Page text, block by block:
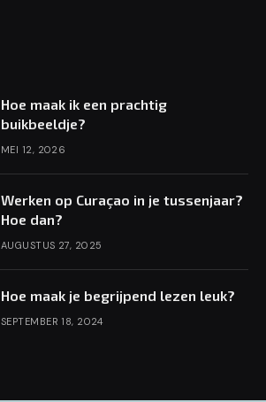
Hoe maak ik een prachtig
buikbeeldje?
MEI 12, 2026
Werken op Curaçao in je tussenjaar?
Hoe dan?
AUGUSTUS 27, 2025
Hoe maak je begrijpend lezen leuk?
SEPTEMBER 18, 2024